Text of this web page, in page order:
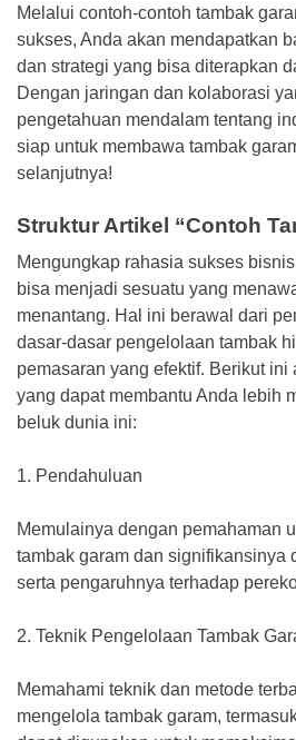
Melalui contoh-contoh tambak
sukses, Anda akan mendapatkan
dan strategi yang bisa diterapkan
Dengan jaringan dan kolaborasi
pengetahuan mendalam tentang
siap untuk membawa tambak
selanjutnya!
Struktur Artikel “Contoh
Mengungkap rahasia sukses
bisa menjadi sesuatu yang
menantang. Hal ini berawal dari
dasar-dasar pengelolaan tambak
pemasaran yang efektif. Berikut ini
yang dapat membantu Anda lebih
beluk dunia ini:
1. Pendahuluan
Memulainya dengan pemahaman
tambak garam dan signifikansinya
serta pengaruhnya terhadap
2. Teknik Pengelolaan Tambak
Memahami teknik dan metode
mengelola tambak garam,